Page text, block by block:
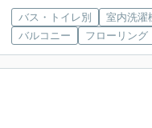
バス・トイレ別 室内洗濯
バルコニー
フローリング